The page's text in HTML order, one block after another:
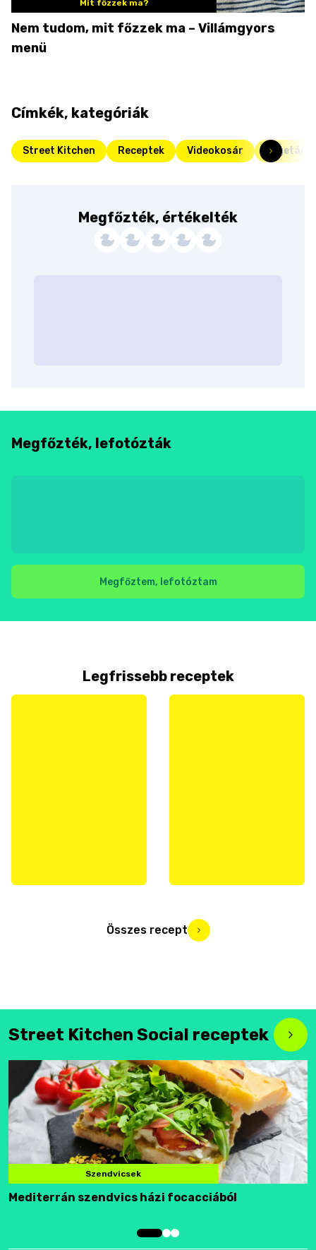
Mit főzzek ma?
Nem tudom, mit főzzek ma – Villámgyors
menü
Címkék, kategóriák
Street Kitchen Receptek Videokosár
Megfőzték, értékelték
Megfőzték, lefotózták
Megfőztem, lefotóztam
Legfrissebb receptek
Összes recept
Street Kitchen Social receptek
Szendvicsek
Mediterrán szendvics házi focacciából